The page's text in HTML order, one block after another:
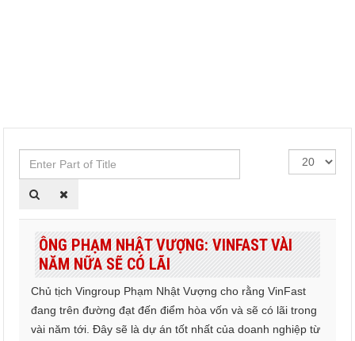
Enter
Part
of
Hiển
thị
ÔNG PHẠM NHẬT VƯỢNG: VINFAST VÀI
NĂM NỮA SẼ CÓ LÃI
Chủ tịch Vingroup Phạm Nhật Vượng cho rằng VinFast
đang trên đường đạt đến điểm hòa vốn và sẽ có lãi trong
vài năm tới. Đây sẽ là dự án tốt nhất của doanh nghiệp từ